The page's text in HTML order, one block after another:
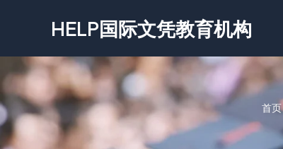
容
HELP国际文凭教育机构
首页